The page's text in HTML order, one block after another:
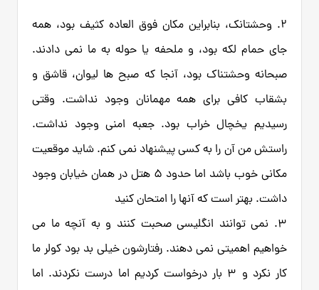
2. وحشتانک، بنابراین مکان فوق العاده کثیف بود، همه
جای حمام لکه بود، و ملحفه یا حوله به ما نمی دادند.
صبحانه وحشتناک بود، آنجا که صبح ها لیوان، قاشق و
بشقاب کافی برای همه مهمانان وجود نداشت. وقتی
رسیدیم یخچال خراب بود. جعبه امنی وجود نداشت.
راستش من آن را به کسی پیشنهاد نمی کنم. شاید موقعیت
مکانی خوب باشد اما حدود 5 هتل در همان خیابان وجود
داشت. بهتر است که آنها را امتحان کنید
3. نمی توانند انگلیسی صحبت کنند و به آنچه ما می
خواهیم اهمیتی نمی دهند. رفتارشون خیلی بد بود کولر ما
کار نکرد و 3 بار درخواست کردیم اما درست نکردند. اما